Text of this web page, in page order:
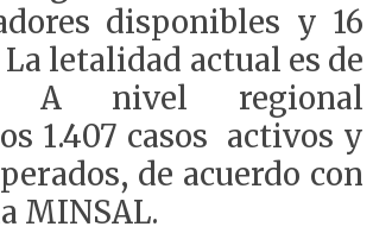
disponibles y 16
La letalidad actual es de
A nivel regional
1.407 casos activos y
de acuerdo con
MINSAL.